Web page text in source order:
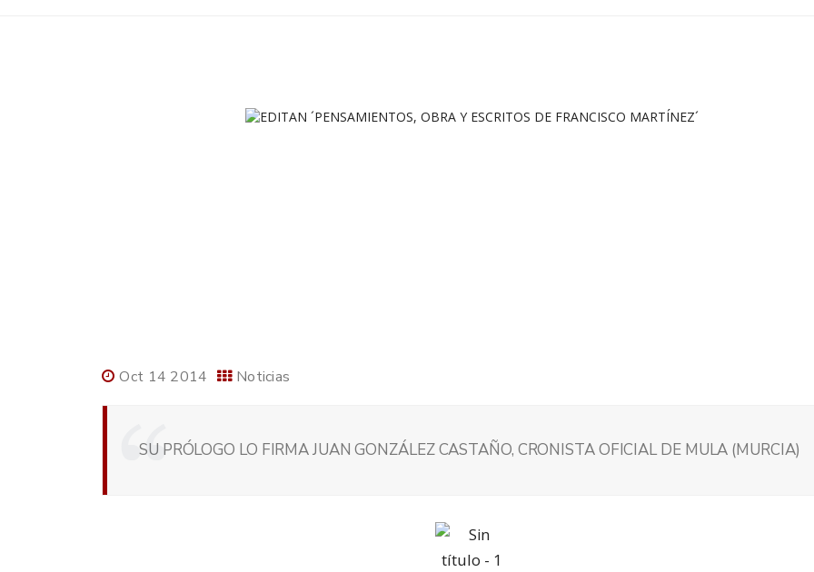
Oct 14 2014 Noticias
SU PRÓLOGO LO FIRMA JUAN GONZÁLEZ CASTAÑO, CRONISTA OFICIAL DE MULA (MURCIA)